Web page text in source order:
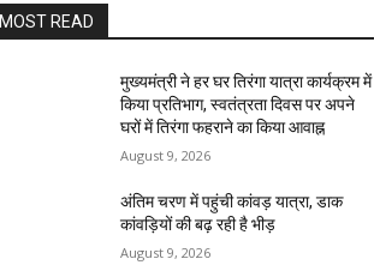
MOST READ
मुख्यमंत्री ने हर घर तिरंगा यात्रा कार्यक्रम में
किया प्रतिभाग, स्वतंत्रता दिवस पर अपने
घरों में तिरंगा फहराने का किया आवाह्न
August 9, 2026
अंतिम चरण में पहुंची कांवड़ यात्रा, डाक
कांवड़ियों की बढ़ रही है भीड़
August 9, 2026